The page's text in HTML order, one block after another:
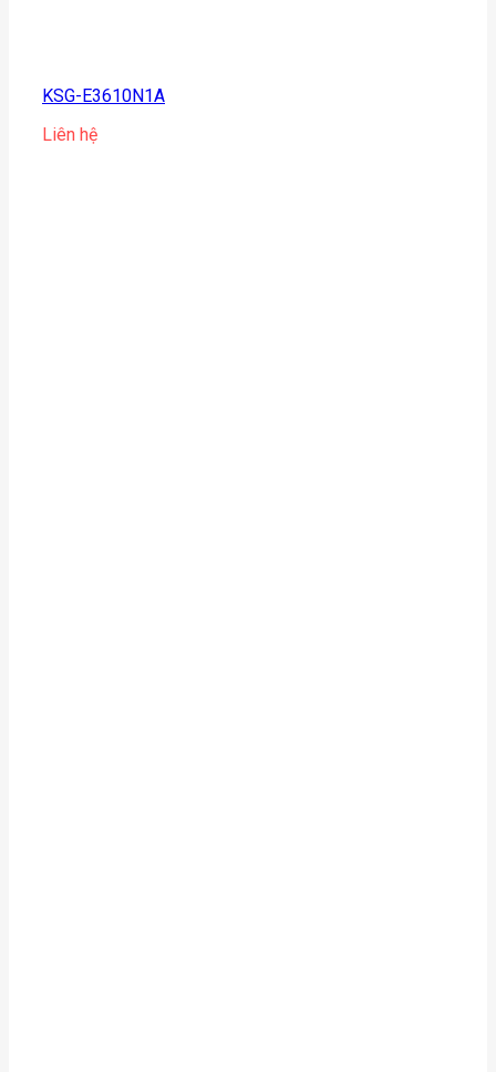
KSG-E3610N1A
Liên hệ